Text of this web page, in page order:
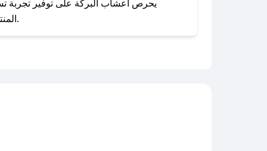
المنتجات بحالتها الأصلية وغير مستخدمة. يمكنك تقديم طلب الإرجاع بسهولة عبر موقعنا الإلكتروني أو من خلال خدمة العملاء.